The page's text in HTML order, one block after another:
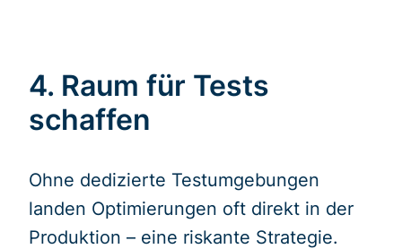
4. Raum für Tests
schaffen
Ohne dedizierte Testumgebungen
landen Optimierungen oft direkt in der
Produktion – eine riskante Strategie.